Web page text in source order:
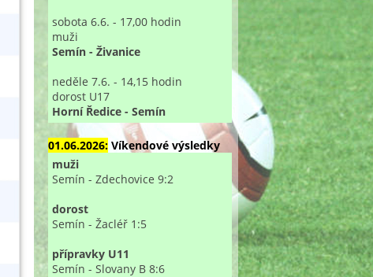
sobota 6.6. - 17,00 hodin
muži
Semín - Živanice
neděle 7.6. - 14,15 hodin
dorost U17
Horní Ředice - Semín
01.06.2026: Víkendové výsledky
muži
Semín - Zdechovice 9:2
dorost
Semín - Žacléř 1:5
přípravky U11
Semín - Slovany B 8:6